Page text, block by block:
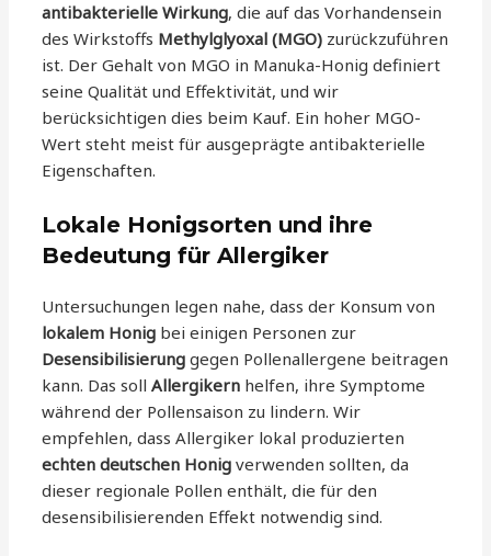
antibakterielle Wirkung, die auf das Vorhandensein
des Wirkstoffs Methylglyoxal (MGO) zurückzuführen
ist. Der Gehalt von MGO in Manuka-Honig definiert
seine Qualität und Effektivität, und wir
berücksichtigen dies beim Kauf. Ein hoher MGO-
Wert steht meist für ausgeprägte antibakterielle
Eigenschaften.
Lokale Honigsorten und ihre
Bedeutung für Allergiker
Untersuchungen legen nahe, dass der Konsum von
lokalem Honig bei einigen Personen zur
Desensibilisierung gegen Pollenallergene beitragen
kann. Das sollAllergikern helfen, ihre Symptome
während der Pollensaison zu lindern. Wir
empfehlen, dass Allergiker lokal produzierten
echten deutschen Honig verwenden sollten, da
dieser regionale Pollen enthält, die für den
desensibilisierenden Effekt notwendig sind.